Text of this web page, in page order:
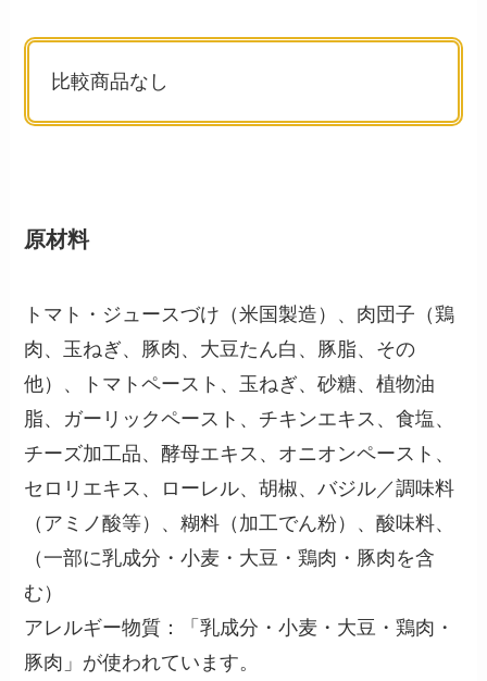
比較商品なし
原材料
トマト・ジュースづけ（米国製造）、肉団子（鶏
肉、玉ねぎ、豚肉、大豆たん白、豚脂、その
他）、トマトペースト、玉ねぎ、砂糖、植物油
脂、ガーリックペースト、チキンエキス、食塩、
チーズ加工品、酵母エキス、オニオンペースト、
セロリエキス、ローレル、胡椒、バジル／調味料
（アミノ酸等）、糊料（加工でん粉）、酸味料、
（一部に乳成分・小麦・大豆・鶏肉・豚肉を含
む）
アレルギー物質：「乳成分・小麦・大豆・鶏肉・
豚肉」が使われています。